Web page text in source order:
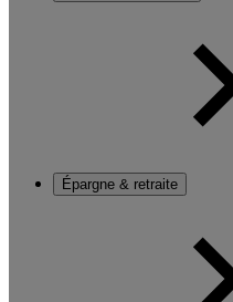
Épargne & retraite